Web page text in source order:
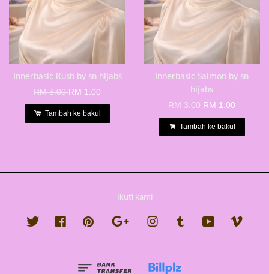
Innerbasic Rush by sn hijabs
RM 3.00RM 1.00
Tambah ke bakul
Innerbasic Salmon by sn
hijabs
RM 3.00RM 1.00
Tambah ke bakul
Ikuti kami
Twitter FacebookPinterest Google InstagramTumblr YouTube